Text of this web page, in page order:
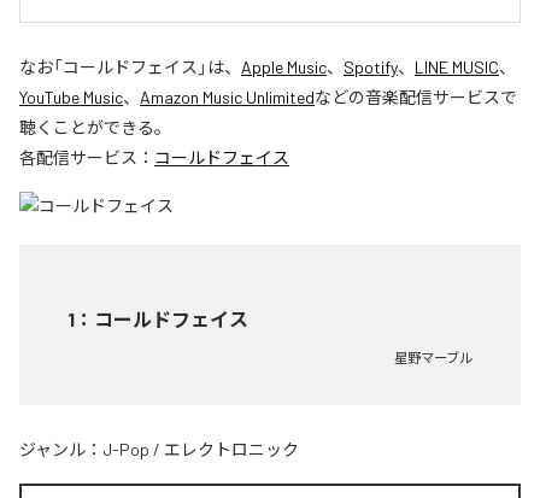
なお「コールドフェイス 」は、 Apple Music、 Spotify、 LINE MUSIC、
YouTube Music、 Amazon Music Unlimitedなどの音楽配信サービスで
聴くことができる。
各配信サービス： コールドフェイス
1 ： コールドフェイス
星野マーブル
ジャンル： J-Pop / エレクトロニック